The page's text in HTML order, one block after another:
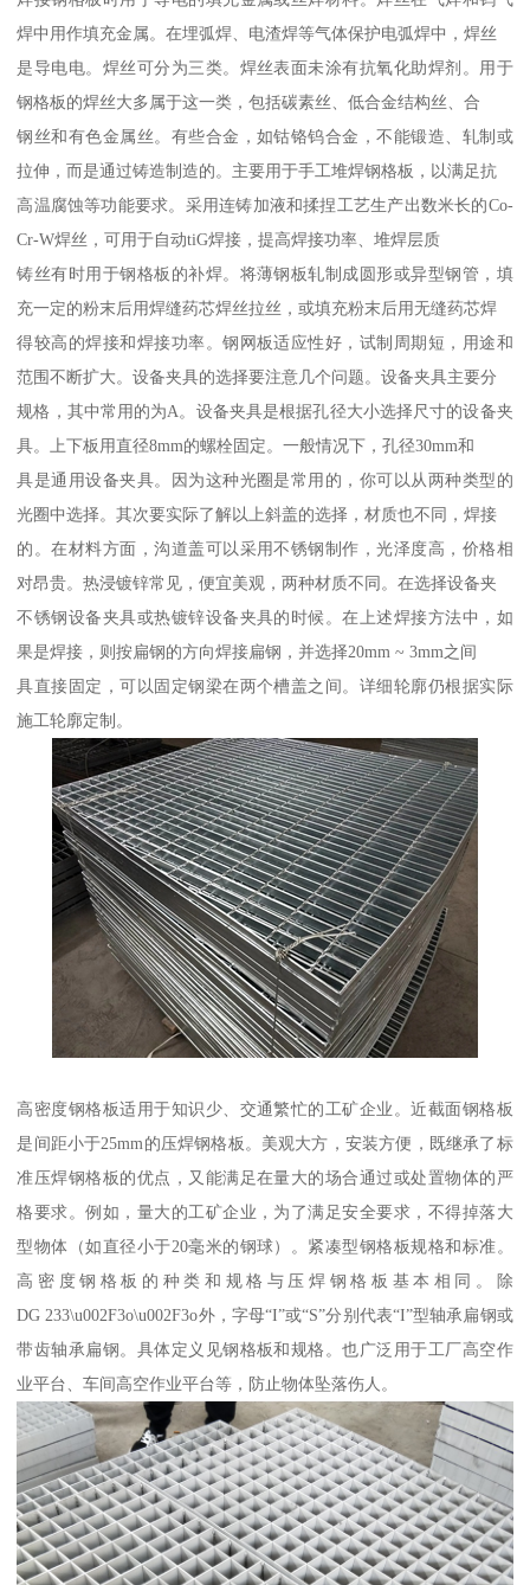
焊中用作填充金属。在埋弧焊、电渣焊等气体保护电弧焊中，焊丝
是导电电。焊丝可分为三类。焊丝表面未涂有抗氧化助焊剂。用于
钢格板的焊丝大多属于这一类，包括碳素丝、低合金结构丝、合
钢丝和有色金属丝。有些合金，如钴铬钨合金，不能锻造、轧制或
拉伸，而是通过铸造制造的。主要用于手工堆焊钢格板，以满足抗
高温腐蚀等功能要求。采用连铸加液和揉捏工艺生产出数米长的Co-
Cr-W焊丝，可用于自动tiG焊接，提高焊接功率、堆焊层质
铸丝有时用于钢格板的补焊。将薄钢板轧制成圆形或异型钢管，填
充一定的粉末后用焊缝药芯焊丝拉丝，或填充粉末后用无缝药芯焊
得较高的焊接和焊接功率。钢网板适应性好，试制周期短，用途和
范围不断扩大。设备夹具的选择要注意几个问题。设备夹具主要分
规格，其中常用的为A。设备夹具是根据孔径大小选择尺寸的设备夹
具。上下板用直径8mm的螺栓固定。一般情况下，孔径30mm和
具是通用设备夹具。因为这种光圈是常用的，你可以从两种类型的
光圈中选择。其次要实际了解以上斜盖的选择，材质也不同，焊接
的。在材料方面，沟道盖可以采用不锈钢制作，光泽度高，价格相
对昂贵。热浸镀锌常见，便宜美观，两种材质不同。在选择设备夹
不锈钢设备夹具或热镀锌设备夹具的时候。在上述焊接方法中，如
果是焊接，则按扁钢的方向焊接扁钢，并选择20mm ~ 3mm之间
具直接固定，可以固定钢梁在两个槽盖之间。详细轮廓仍根据实际
施工轮廓定制。
高密度钢格板适用于知识少、交通繁忙的工矿企业。近截面钢格板
是间距小于25mm的压焊钢格板。美观大方，安装方便，既继承了标
准压焊钢格板的优点，又能满足在量大的场合通过或处置物体的严
格要求。例如，量大的工矿企业，为了满足安全要求，不得掉落大
型物体（如直径小于20毫米的钢球）。紧凑型钢格板规格和标准。
高密度钢格板的种类和规格与压焊钢格板基本相同。除
DG 233\u002F3o\u002F3o外，字母“I”或“S”分别代表“I”型轴承扁钢或
带齿轴承扁钢。具体定义见钢格板和规格。也广泛用于工厂高空作
业平台、车间高空作业平台等，防止物体坠落伤人。